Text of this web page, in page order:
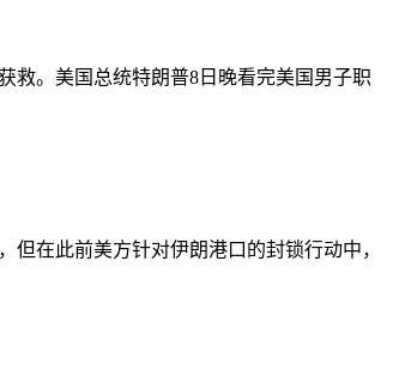
救。美国总统特朗普8日晚看完美国男子职
在此前美方针对伊朗港口的封锁行动中，